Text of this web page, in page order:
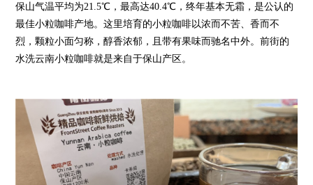
保山气温平均为21.5℃，最高达40.4℃，终年基本无霜，是公认的
最佳小粒咖啡产地。这里培育的小粒咖啡以浓而不苦、香而不
烈，颗粒小面匀称，醇香浓郁，且带有果味而驰名中外。前街的
水洗云南小粒咖啡就是来自于保山产区。